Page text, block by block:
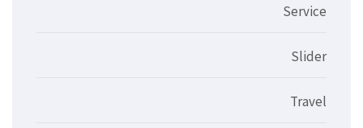
Service
Slider
Travel